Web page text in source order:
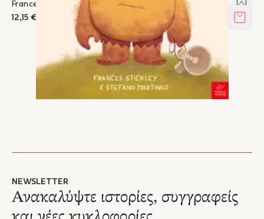
Frances Stickley, Stefano Martinuz
12,15 €
Στο
NEWSLETTER
Ανακαλύψτε ιστορίες, συγγραφείς